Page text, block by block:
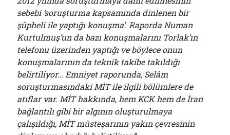
sebebi ‘soruşturma kapsamında dinlenen bir
şüpheli ile yaptığı konuşma’. Raporda Numan
Kurtulmuş’un da bazı konuşmalarını Torlak’ın
telefonu üzerinden yaptığı ve böylece onun
konuşmalarının da teknik takibe takıldığı
belirtiliyor… Emniyet raporunda, Selâm
soruşturmasındaki MİT ile ilgili bölümlere de
atıflar var. MİT hakkında, hem KCK hem de İran
bağlantılı gibi bir algının oluşturulmaya
çalışıldığı, MİT müsteşarının yakın çevresinin